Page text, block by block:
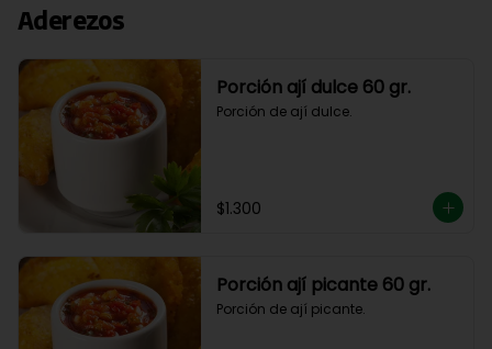
Aderezos
Porción ají dulce 60 gr.
Porción de ají dulce.
$1.300
Porción ají picante 60 gr.
Porción de ají picante.